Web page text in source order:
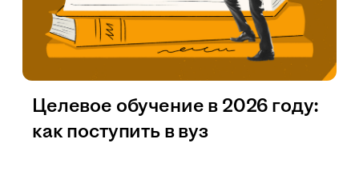
Целевое обучение в 2026 году:
как поступить в вуз